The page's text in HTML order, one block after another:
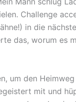
Challenge
in die
das, worum es
um den
mit und